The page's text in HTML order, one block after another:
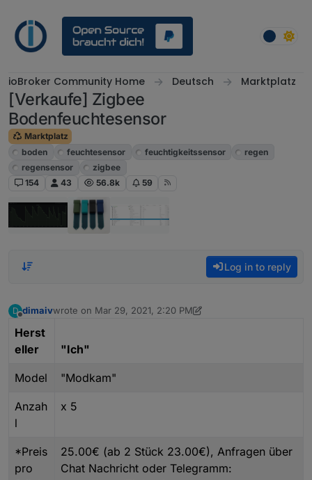
ioBroker Community Home Deutsch Marktplatz
[Verkaufe] Zigbee
Bodenfeuchtesensor
Marktplatz
boden
feuchtesensor feuchtigkeitssensor
regen
regensensor
zigbee
154
43 56.8k 59
Log in to reply
D
Offline
dimaivwrote on Mar 29, 2021, 2:20 PM
last edited by dimaivOct 30, 2024, 10:51 PM
Herst
eller
"Ich"
Model "Modkam"
Anzah
l
x 5
*Preis
pro
25.00€ (ab 2 Stück 23.00€), Anfragen über
Chat Nachricht oder Telegramm: